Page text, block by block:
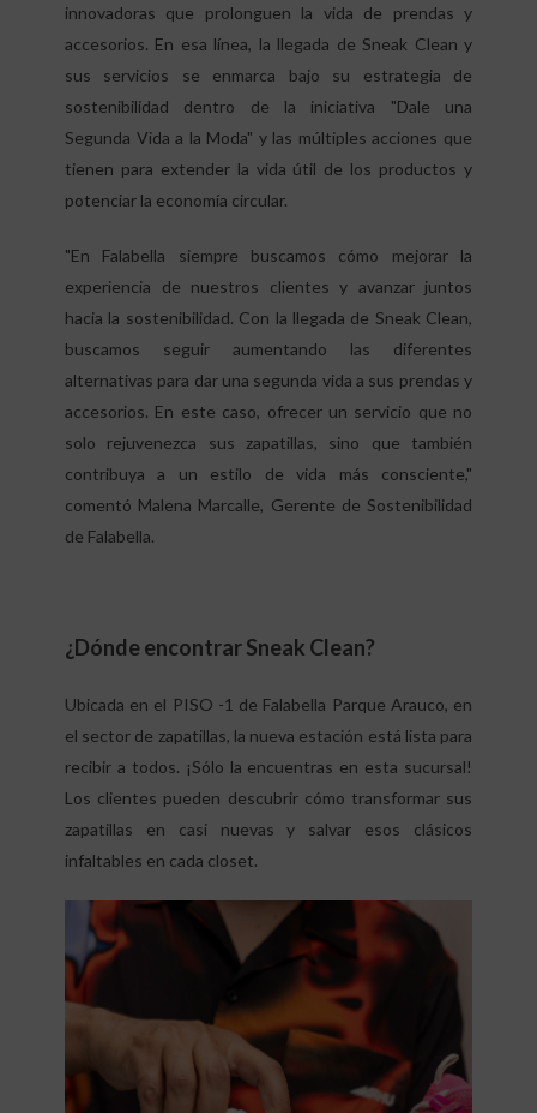
innovadoras que prolonguen la vida de prendas y
accesorios. En esa línea, la llegada de Sneak Clean y
sus servicios se enmarca bajo su estrategia de
sostenibilidad dentro de la iniciativa "Dale una
Segunda Vida a la Moda" y las múltiples acciones que
tienen para extender la vida útil de los productos y
potenciar la economía circular.
"En Falabella siempre buscamos cómo mejorar la
experiencia de nuestros clientes y avanzar juntos
hacia la sostenibilidad. Con la llegada de Sneak Clean,
buscamos seguir aumentando las diferentes
alternativas para dar una segunda vida a sus prendas y
accesorios. En este caso, ofrecer un servicio que no
solo rejuvenezca sus zapatillas, sino que también
contribuya a un estilo de vida más consciente,"
comentó Malena Marcalle, Gerente de Sostenibilidad
de Falabella.
¿Dónde encontrar Sneak Clean?
Ubicada en el PISO -1 de Falabella Parque Arauco, en
el sector de zapatillas, la nueva estación está lista para
recibir a todos. ¡Sólo la encuentras en esta sucursal!
Los clientes pueden descubrir cómo transformar sus
zapatillas en casi nuevas y salvar esos clásicos
infaltables en cada closet.